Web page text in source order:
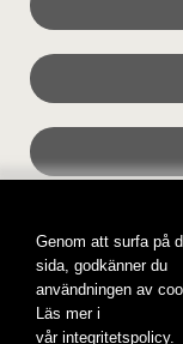
Genom att surfa på
sida, godkänner du
användningen av
Läs mer i
vår integritetspolicy.